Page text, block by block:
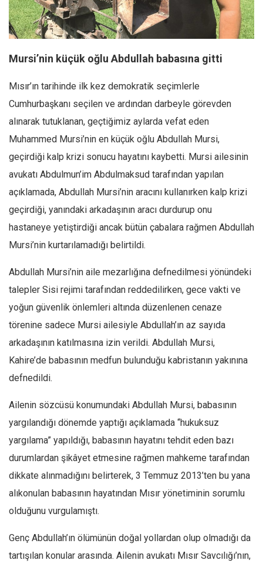
Facebook
Instagram
Editörden
Yazarlar
Kemal Özer
Mahmut Toptaş
Barış Tarımcıoğlu
Yusuf Armağan
Hasanali Yıldırım
Leyla Şerif Emin
Abir E. Nahas
Amina S. Jenenkovic
Bağdagül Öz
Esra Elönü
» Yazar arşivi
Bu Sayı
Tüm Sayılar
Kategoriler
Kültür Sanat
Ekonomi
Spor
Mursi’nin küçük oğlu Abdullah babasına gitti
Mısır’ın tarihinde ilk kez demokratik seçimlerle
Cumhurbaşkanı seçilen ve ardından darbeyle görevden
alınarak tutuklanan, geçtiğimiz aylarda vefat eden
Muhammed Mursi’nin en küçük oğlu Abdullah Mursi,
geçirdiği kalp krizi sonucu hayatını kaybetti. Mursi ailesinin
avukatı Abdulmun’im Abdulmaksud tarafından yapılan
açıklamada, Abdullah Mursi’nin aracını kullanırken kalp krizi
geçirdiği, yanındaki arkadaşının aracı durdurup onu
hastaneye yetiştirdiği ancak bütün çabalara rağmen Abdullah
Mursi’nin kurtarılamadığı belirtildi.
Abdullah Mursi’nin aile mezarlığına defnedilmesi yönündeki
talepler Sisi rejimi tarafından reddedilirken, gece vakti ve
yoğun güvenlik önlemleri altında düzenlenen cenaze
törenine sadece Mursi ailesiyle Abdullah’ın az sayıda
arkadaşının katılmasına izin verildi. Abdullah Mursi,
Kahire’de babasının medfun bulunduğu kabristanın yakınına
defnedildi.
Ailenin sözcüsü konumundaki Abdullah Mursi, babasının
yargılandığı dönemde yaptığı açıklamada “hukuksuz
yargılama” yapıldığı, babasının hayatını tehdit eden bazı
durumlardan şikâyet etmesine rağmen mahkeme tarafından
dikkate alınmadığını belirterek, 3 Temmuz 2013’ten bu yana
alıkonulan babasının hayatından Mısır yönetiminin sorumlu
olduğunu vurgulamıştı.
Genç Abdullah’ın ölümünün doğal yollardan olup olmadığı da
tartışılan konular arasında. Ailenin avukatı Mısır Savcılığı’nın,